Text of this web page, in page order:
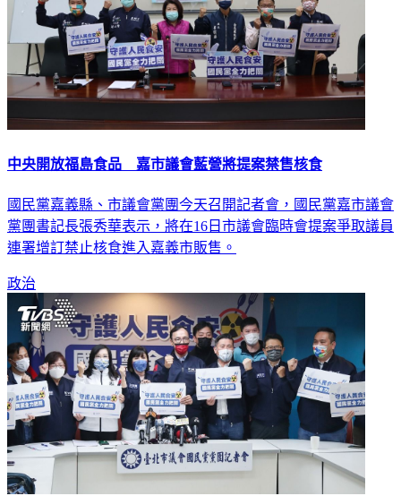
中央開放福島食品 嘉市議會藍營將提案禁售核食
國民黨嘉義縣、市議會黨團今天召開記者會，國民黨嘉市議會
黨團書記長張秀華表示，將在16日市議會臨時會提案爭取議員
連署增訂禁止核食進入嘉義市販售。
政治